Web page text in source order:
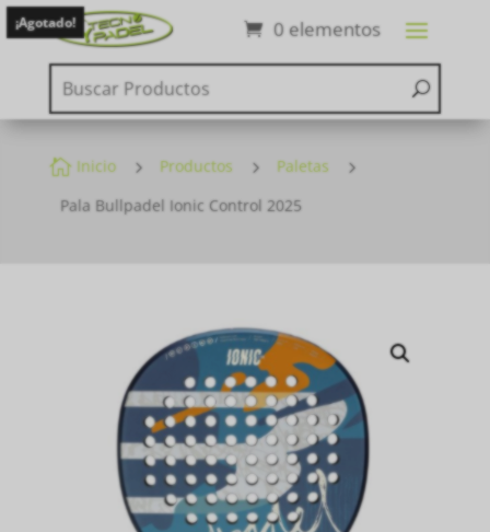
0 elementos
¡Agotado!
 Inicio 5 Productos 5 Paletas 5
Pala Bullpadel Ionic Control 2025